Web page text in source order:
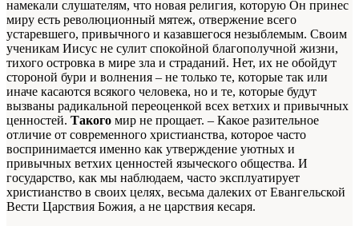
намекали слушателям, что новая религия, которую Он принес
миру есть революционный мятеж, отвержение всего
устаревшего, привычного и казавшегося незыблемым. Своим
ученикам Иисус не сулит спокойной благополучной жизни,
тихого островка в мире зла и страданий. Нет, их не обойдут
стороной бури и волнения – не только те, которые так или
иначе касаются всякого человека, но и те, которые будут
вызваны радикальной переоценкой всех ветхих и привычных
ценностей. Такого мир не прощает. – Какое разительное
отличие от современного христианства, которое часто
воспринимается именно как утверждение уютных и
привычных ветхих ценностей языческого общества. И
государство, как мы наблюдаем, часто эксплуатирует
христианство в своих целях, весьма далеких от Евангельской
Вести Царствия Божия, а не царствия кесаря.